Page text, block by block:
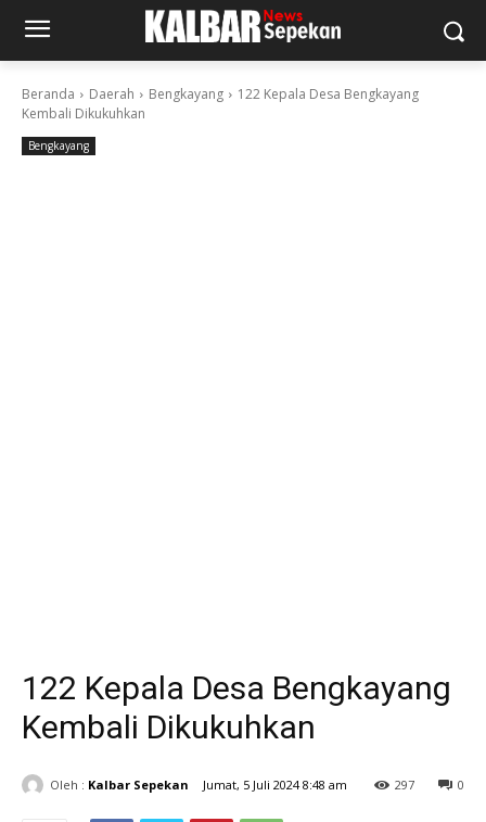
Beranda Daerah Bengkayang
122 Kepala Desa Bengkayang
Kembali Dikukuhkan
Bengkayang
122 Kepala Desa Bengkayang
Kembali Dikukuhkan
Oleh : Kalbar Sepekan Jumat, 5 Juli 2024 8:48 am 0
297